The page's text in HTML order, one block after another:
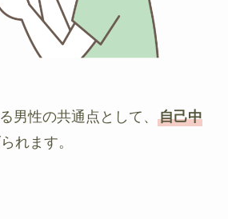
男性の共通点として、 自己中
れます。